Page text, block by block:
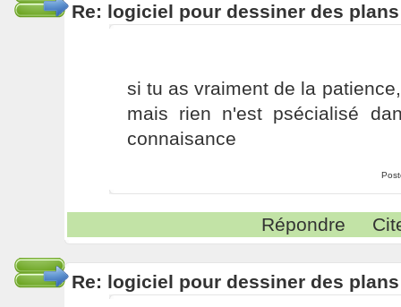
Re: logiciel pour dessiner des
si tu as vraiment de la
mais rien n'est psécialisé
connaisance
Répondre
Re: logiciel pour dessiner des